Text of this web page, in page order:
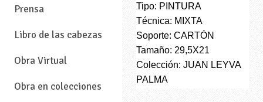
Prensa
Libro de las cabezas
Obra Virtual
Obra en colecciones
Tipo: PINTURA
Técnica: MIXTA
Soporte: CARTÓN
Tamaño: 29,5X21
Colección: JUAN LEYVA
PALMA